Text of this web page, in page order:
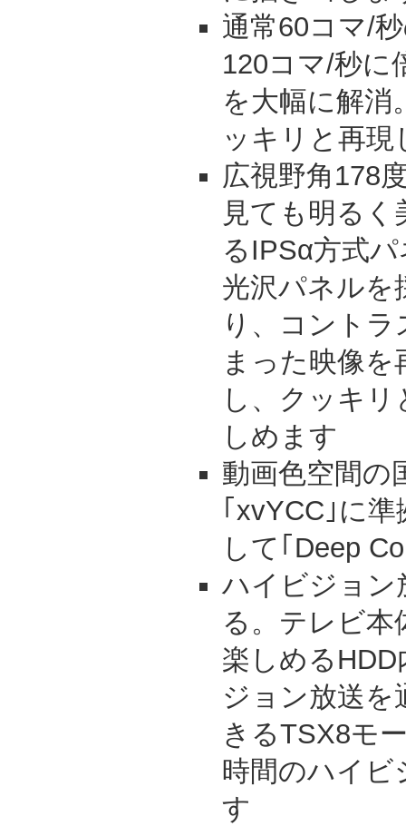
通常60コマ/
120コマ/秒に
を大幅に解消
ッキリと再現
広視野角178
見ても明る
るIPSα方式
光沢パネルを
り、コント
まった映像
し、クッキ
しめます
動画色空間の
｢xvYCC｣に
して｢Deep
ハイビジョン
る。テレビ本
楽しめる
ジョン放送を
きるTSX8モ
時間のハイビ
す